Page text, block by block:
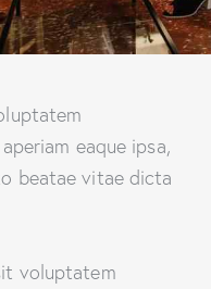
eaque ipsa,
beatae vitae dicta
voluptatem